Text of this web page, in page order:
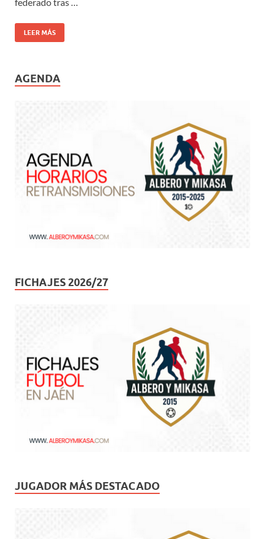
federado tras …
LEER MÁS
AGENDA
FICHAJES 2026/27
JUGADOR MÁS DESTACADO